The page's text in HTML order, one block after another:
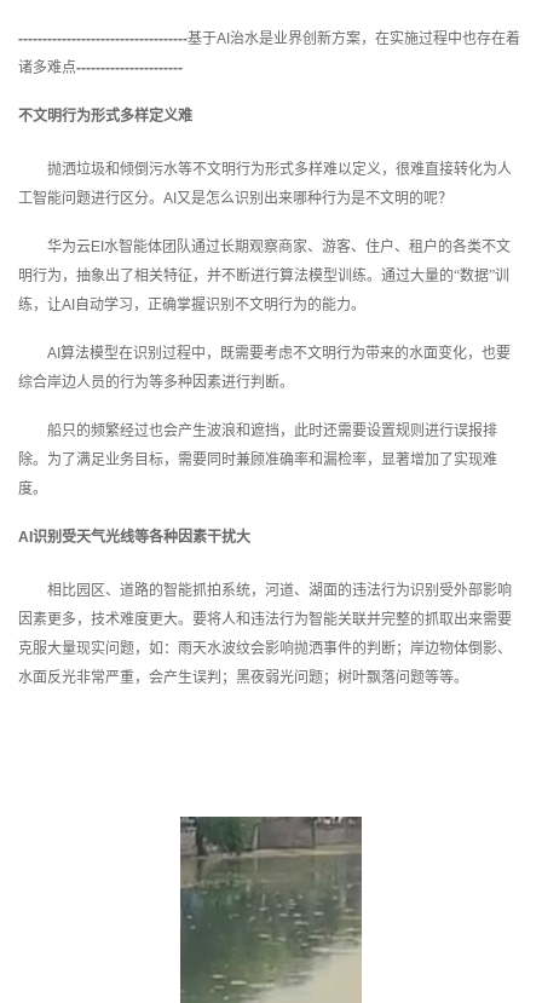
-----------------------------------基于AI 治水是业界创新方案，在实施过程中也存在着
诸多难点----------------------
不文明行为形式多样定义难
抛洒垃圾和倾倒污水等不文明行为形式多样难以定义，很难直接转化为人
工智能问题进行区分。 AI 又是怎么识别出来哪种行为是不文明的呢？
华为云EI 水智能体团队通过长期观察商家、游客、住户、租户的各类不文
明行为，抽象出了相关特征，并不断进行算法模型训练。通过大量的“数据”训
练，让AI 自动学习，正确掌握识别不文明行为的能力。
AI 算法模型在识别过程中，既需要考虑不文明行为带来的水面变化，也要
综合岸边人员的行为等多种因素进行判断。
船只的频繁经过也会产生波浪和遮挡，此时还需要设置规则进行误报排
除。为了满足业务目标，需要同时兼顾准确率和漏检率，显著增加了实现难
度。
AI 识别受天气光线等各种因素干扰大
相比园区、道路的智能抓拍系统，河道、湖面的违法行为识别受外部影响
因素更多，技术难度更大。要将人和违法行为智能关联并完整的抓取出来需要
克服大量现实问题，如：雨天水波纹会影响抛洒事件的判断；岸边物体倒影、
水面反光非常严重，会产生误判；黑夜弱光问题；树叶飘落问题等等。